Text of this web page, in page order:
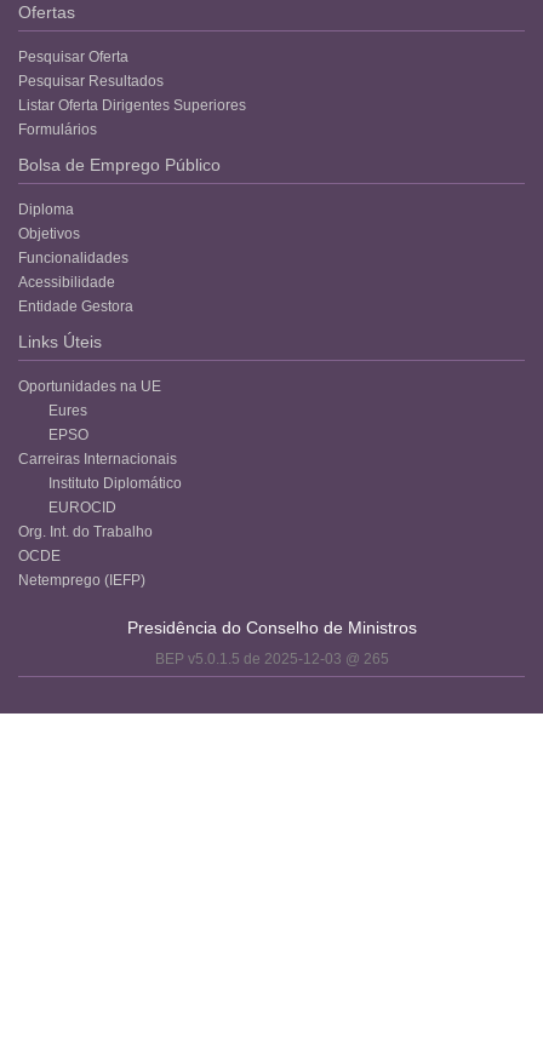
Ofertas
Pesquisar Oferta
Pesquisar Resultados
Listar Oferta Dirigentes Superiores
Formulários
Bolsa de Emprego Público
Diploma
Objetivos
Funcionalidades
Acessibilidade
Entidade Gestora
Links Úteis
Oportunidades na UE
Eures
EPSO
Carreiras Internacionais
Instituto Diplomático
EUROCID
Org. Int. do Trabalho
OCDE
Netemprego (IEFP)
Presidência do Conselho de Ministros
BEP v5.0.1.5 de 2025-12-03 @ 265